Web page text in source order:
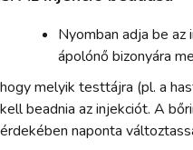
Nyomban adja be
ápolónő bizonyára
hogy melyik testtájra (pl. a
kell beadnia az injekciót. A
érdekében naponta